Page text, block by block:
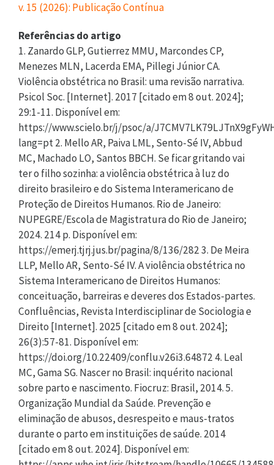
v. 15 (2026): Publicação Contínua
Referências do artigo
1. Zanardo GLP, Gutierrez MMU, Marcondes CP,
Menezes MLN, Lacerda EMA, Pillegi Júnior CA.
Violência obstétrica no Brasil: uma revisão narrativa.
Psicol Soc. [Internet]. 2017 [citado em 8 out. 2024];
29:1-11. Disponível em:
https://www.scielo.br/j/psoc/a/
lang=pt 2. Mello AR, Paiva LML, Sento-Sé IV, Abbud
MC, Machado LO, Santos BBCH. Se ficar gritando vai
ter o filho sozinha: a violência obstétrica à luz do
direito brasileiro e do Sistema Interamericano de
Proteção de Direitos Humanos. Rio de Janeiro:
NUPEGRE/Escola de Magistratura do Rio de Janeiro;
2024. 214 p. Disponível em:
https://emerj.tjrj.jus.br/pagina/8/136/282 3. De Meira
LLP, Mello AR, Sento-Sé IV. A violência obstétrica no
Sistema Interamericano de Direitos Humanos:
conceituação, barreiras e deveres dos Estados-partes.
Confluências, Revista Interdisciplinar de Sociologia e
Direito [Internet]. 2025 [citado em 8 out. 2024];
26(3):57-81. Disponível em:
https://doi.org/10.22409/conflu.v26i3.64872 4. Leal
MC, Gama SG. Nascer no Brasil: inquérito nacional
sobre parto e nascimento. Fiocruz: Brasil, 2014. 5.
Organização Mundial da Saúde. Prevenção e
eliminação de abusos, desrespeito e maus-tratos
durante o parto em instituições de saúde. 2014
[citado em 8 out. 2024]. Disponível em: